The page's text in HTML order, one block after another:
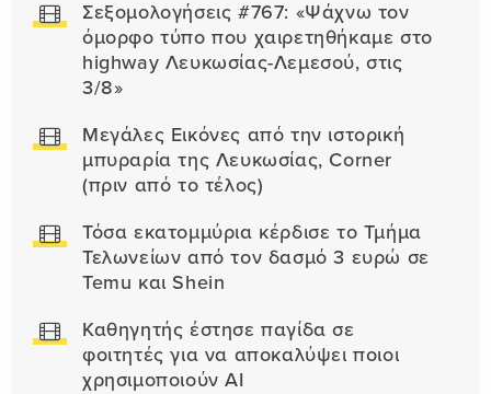
Σεξομολογήσεις #767: «Ψάχνω τον
όμορφο τύπο που χαιρετηθήκαμε στο
highway Λευκωσίας-Λεμεσού, στις
3/8»
Μεγάλες Εικόνες από την ιστορική
μπυραρία της Λευκωσίας, Corner
(πριν από το τέλος)
Τόσα εκατομμύρια κέρδισε το Τμήμα
Τελωνείων από τον δασμό 3 ευρώ σε
Temu και Shein
Καθηγητής έστησε παγίδα σε
φοιτητές για να αποκαλύψει ποιοι
χρησιμοποιούν AI